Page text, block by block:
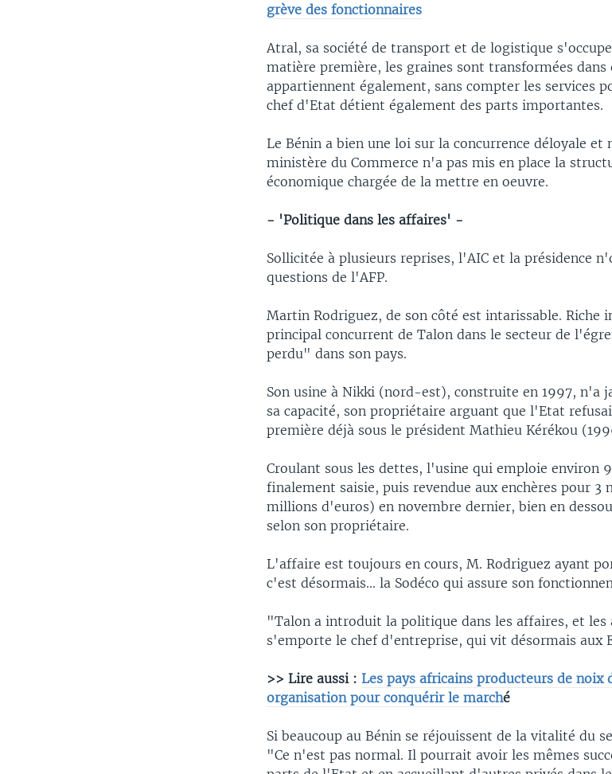
grève des fonctionnaires
Atral, sa société de transport et de logistique
matière première, les graines sont transformées dans
appartiennent également, sans compter les services
chef d'Etat détient également des parts importantes.
Le Bénin a bien une loi sur la concurrence déloyale
ministère du Commerce n'a pas mis en place la
économique chargée de la mettre en oeuvre.
- 'Politique dans les affaires' -
Sollicitée à plusieurs reprises, l'AIC et la présidence
questions de l'AFP.
Martin Rodriguez, de son côté est intarissable. Riche
principal concurrent de Talon dans le secteur de
perdu" dans son pays.
Son usine à Nikki (nord-est), construite en 1997, n'a
sa capacité, son propriétaire arguant que l'Etat
première déjà sous le président Mathieu Kérékou
Croulant sous les dettes, l'usine qui emploie environ
finalement saisie, puis revendue aux enchères pour 3
millions d'euros) en novembre dernier, bien en
selon son propriétaire.
L'affaire est toujours en cours, M. Rodriguez ayant
c'est désormais... la Sodéco qui assure son
"Talon a introduit la politique dans les affaires, et
s'emporte le chef d'entreprise, qui vit désormais aux
>> Lire aussi :Les pays africains producteurs de noix
organisation pour conquérir le marché
Si beaucoup au Bénin se réjouissent de la vitalité du
"Ce n'est pas normal. Il pourrait avoir les mêmes